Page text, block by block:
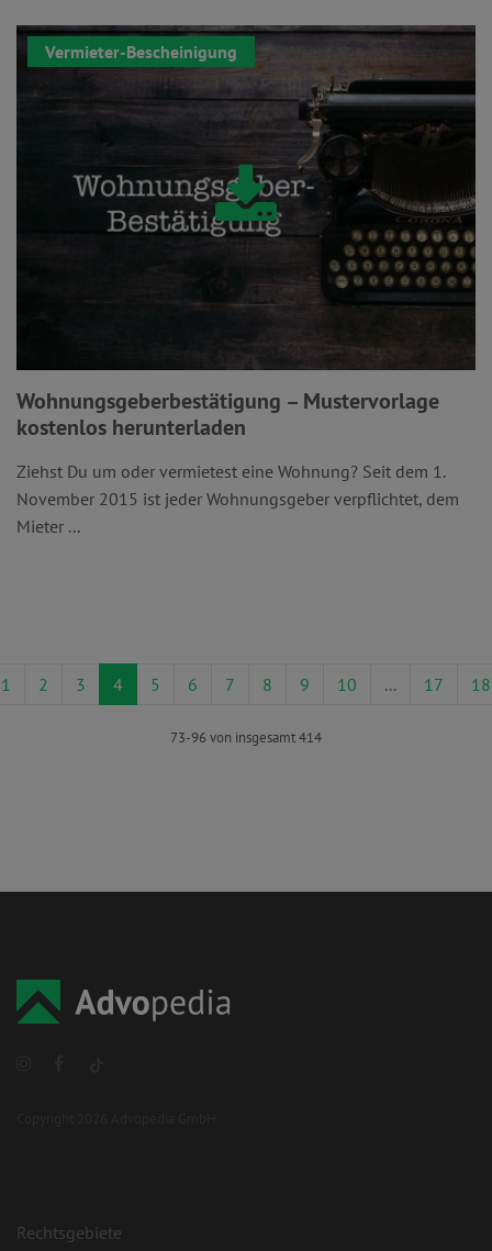
Vermieter-Bescheinigung
Wohnungsgeberbestätigung – Mustervorlage
kostenlos herunterladen
Ziehst Du um oder vermietest eine Wohnung? Seit dem 1.
November 2015 ist jeder Wohnungsgeber verpflichtet, dem
Mieter ...
1 2 3 4 5 6 7 8 9 10 ... 17 18
73-96 von insgesamt 414
Rechtsgebiete